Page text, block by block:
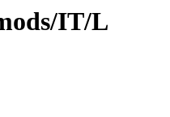
IT/L